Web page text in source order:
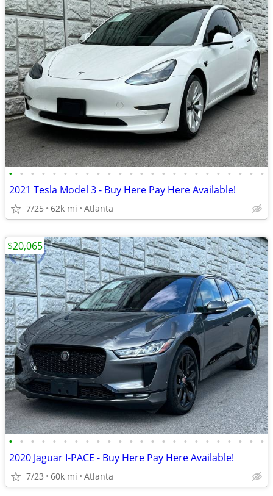
• • • • • • • • • • • • • • • • • • • • • • • •
2021 Tesla Model 3 - Buy Here Pay Here Available!
7/25 62k mi Atlanta
• • • • • • • • • • • • • • • • • • • • • • • •
2020 Jaguar I-PACE - Buy Here Pay Here Available!
7/23 60k mi Atlanta
$20,065